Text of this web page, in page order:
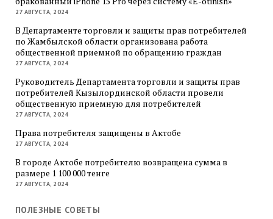
27 АВГУСТА, 2024
В Департаменте торговли и защиты прав потребителей
по Жамбылской области организована работа
общественной приемной по обращению граждан
27 АВГУСТА, 2024
Руководитель Департамента торговли и защиты прав
потребителей Кызылординской области провели
общественную приемную для потребителей
27 АВГУСТА, 2024
Права потребителя защищены в Актобе
27 АВГУСТА, 2024
В городе Актобе потребителю возвращена сумма в
размере 1 100 000 тенге
27 АВГУСТА, 2024
ПОЛЕЗНЫЕ СОВЕТЫ